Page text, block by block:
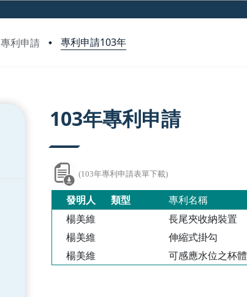
專利申請 專利申請103年
103年專利申請
(103年專利申請表單下載)
發明人 類型 專利名稱
楊美維 長尾夾收納裝置
楊美維
伸縮式掛勾
楊美維
可感應水位之杯體